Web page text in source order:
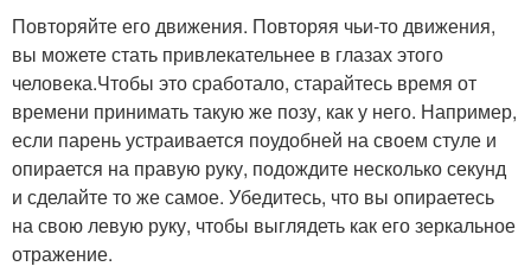
Повторяйте его движения. Повторяя чьи-то движения,
вы можете стать привлекательнее в глазах этого
человека.Чтобы это сработало, старайтесь время от
времени принимать такую же позу, как у него. Например,
если парень устраивается поудобней на своем стуле и
опирается на правую руку, подождите несколько секунд
и сделайте то же самое. Убедитесь, что вы опираетесь
на свою левую руку, чтобы выглядеть как его зеркальное
отражение.